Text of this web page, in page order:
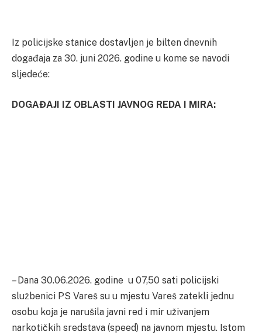
Iz policijske stanice dostavljen je bilten dnevnih
događaja za 30. juni 2026. godine u kome se navodi
sljedeće:
DOGAĐAJI IZ OBLASTI JAVNOG REDA I MIRA:
– Dana 30.06.2026. godine u 07,50 sati policijski
službenici PS Vareš su u mjestu Vareš zatekli jednu
osobu koja je narušila javni red i mir uživanjem
narkotičkih sredstava (speed) na javnom mjestu. Istom